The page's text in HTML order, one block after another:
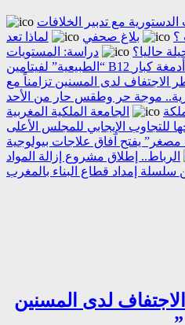
مع تدبير الخلافات
؟
بلاغ صحفي
لماذا تعد
حاليا؟
دراسة: المستويات
“الطبيعية” لفيتامين B12 قد تخفي خطرا صامتا على أدمغة كبار
الاجتفاف لدى المسنين تزامناً مع
موجة حر وطقس حار من الأحد
الجامعة الملكية المغربية
للتجاوب الإيجابي للمجلس الأعلى
مصغر” يفتح آفاق علاجات بيولوجية
الرباط.. إطلاق مشروع إزالة المواد
سلسلة إمداد قطاع البناء بالمغرب
لدى المسنين